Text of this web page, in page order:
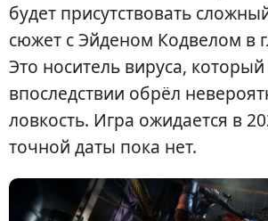
будет присутствовать
сюжет с Эйденом Кодвелом в
Это носитель вируса,
впоследствии обрёл
ловкость. Игра ожидается в
точной даты пока нет.